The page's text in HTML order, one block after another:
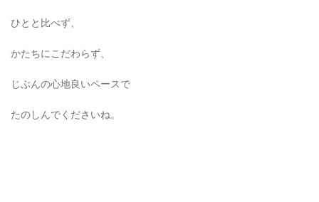
ひとと比べず、
かたちにこだわらず、
じぶんの心地良いペースで
たのしんでくださいね。